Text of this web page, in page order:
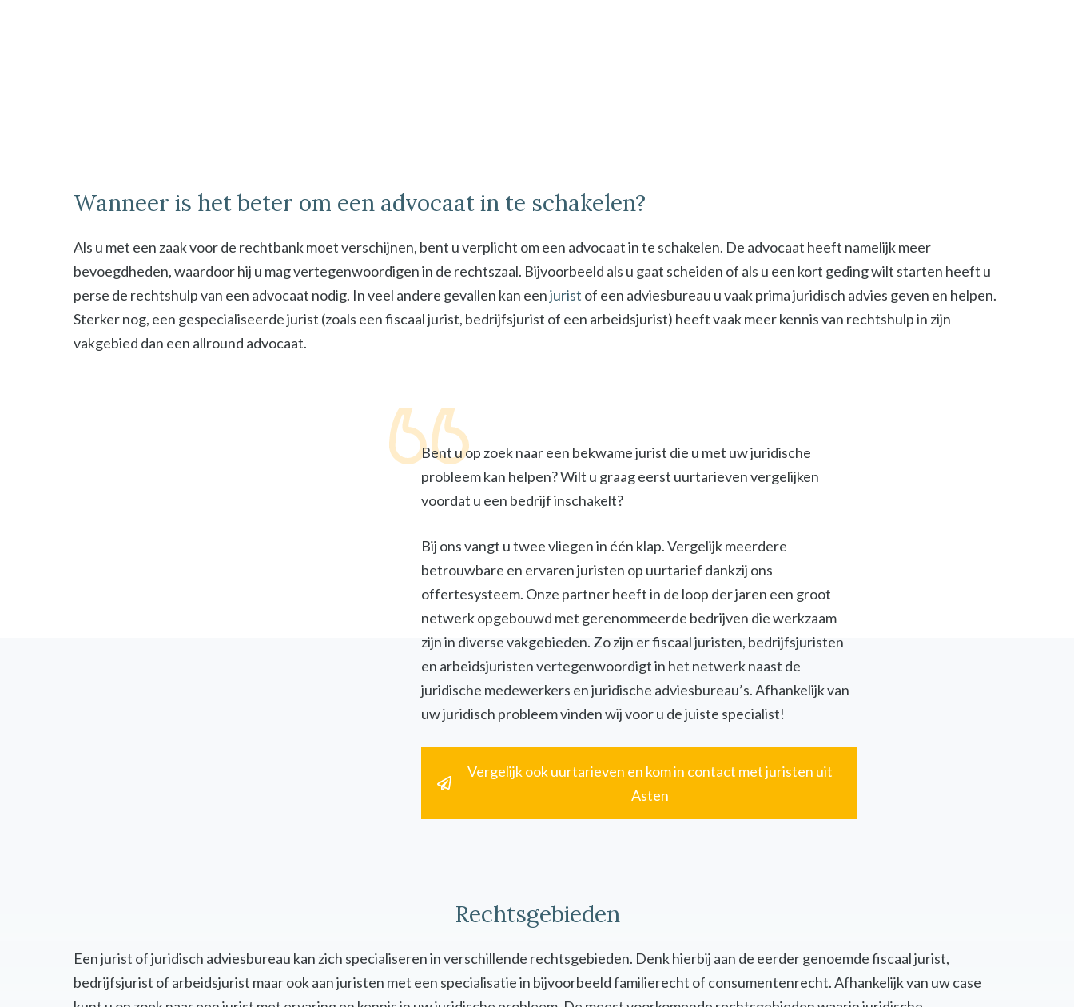
Wanneer is het beter om een advocaat in te schakelen?
Als u met een zaak voor de rechtbank moet verschijnen, bent u verplicht om een advocaat in te schakelen. De advocaat heeft namelijk meer
bevoegdheden, waardoor hij u mag vertegenwoordigen in de rechtszaal. Bijvoorbeeld als u gaat scheiden of als u een kort geding wilt starten heeft u
perse de rechtshulp van een advocaat nodig. In veel andere gevallen kan eenjurist of een adviesbureau u vaak prima juridisch advies geven en helpen.
Sterker nog, een gespecialiseerde jurist (zoals een fiscaal jurist, bedrijfsjurist of een arbeidsjurist) heeft vaak meer kennis van rechtshulp in zijn
vakgebied dan een allround advocaat.
Bent u op zoek naar een bekwame jurist die u met uw juridische
probleem kan helpen? Wilt u graag eerst uurtarieven vergelijken
voordat u een bedrijf inschakelt?
Bij ons vangt u twee vliegen in één klap. Vergelijk meerdere
betrouwbare en ervaren juristen op uurtarief dankzij ons
offertesysteem. Onze partner heeft in de loop der jaren een groot
netwerk opgebouwd met gerenommeerde bedrijven die werkzaam
zijn in diverse vakgebieden. Zo zijn er fiscaal juristen, bedrijfsjuristen
en arbeidsjuristen vertegenwoordigt in het netwerk naast de
juridische medewerkers en juridische adviesbureau’s. Afhankelijk van
uw juridisch probleem vinden wij voor u de juiste specialist!
Vergelijk ook uurtarieven en kom in contact met juristen uit
Asten
Rechtsgebieden
Een jurist of juridisch adviesbureau kan zich specialiseren in verschillende rechtsgebieden. Denk hierbij aan de eerder genoemde fiscaal jurist,
bedrijfsjurist of arbeidsjurist maar ook aan juristen met een specialisatie in bijvoorbeeld familierecht of consumentenrecht. Afhankelijk van uw case